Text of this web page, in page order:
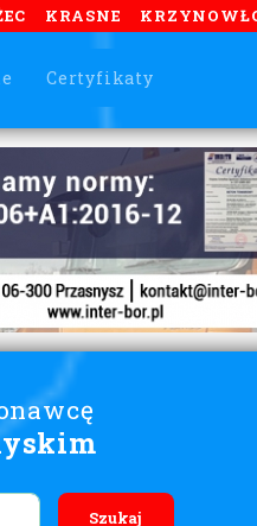
KRASNE
Certyfikaty